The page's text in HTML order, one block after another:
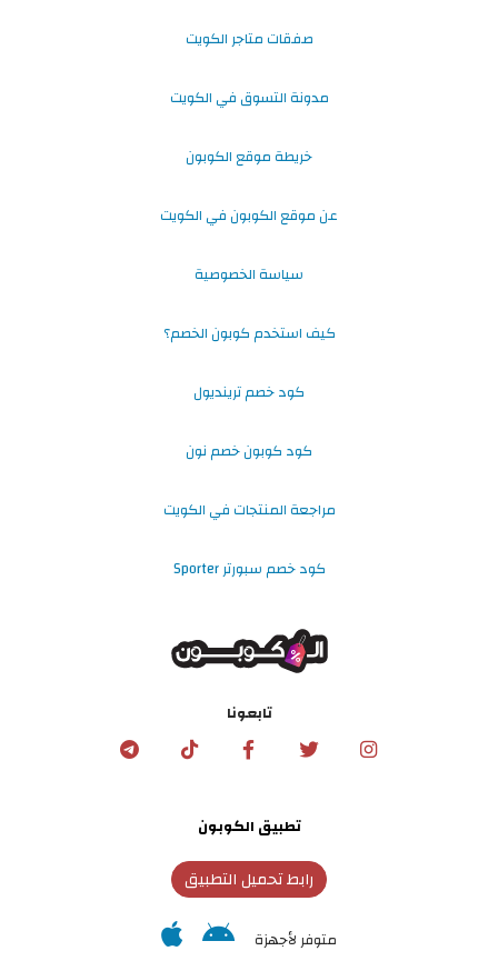
صفقات متاجر الكويت
مدونة التسوق في الكويت
خريطة موقع الكوبون
عن موقع الكوبون في الكويت
سياسة الخصوصية
كيف استخدم كوبون الخصم؟
كود خصم ترينديول
كود كوبون خصم نون
مراجعة المنتجات في الكويت
كود خصم سبورتر Sporter
تابعونا
تطبيق الكوبون
رابط تحميل التطبيق
متوفر لأجهزة